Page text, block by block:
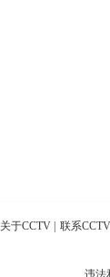
关于CCTV 联系CCTV
违法